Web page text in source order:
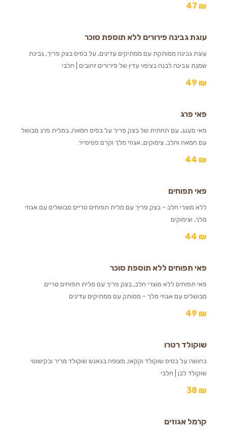
₪
47
עוגת גבינה פירורים ללא תוספת סוכר
עוגת גבינה ממותקת עם ממתיקים עדינים, על בסיס בצק פריך, גבינת
שמנת וגבינה לבנה בציפוי עדין של פירורים זהובים | חלבי
₪
49
פאי פרג
פאי מענג, עם תחתית של בצק פריך על בסיס חמאה, במלית פרג מבושל
עם חמאה וחלב, צימוקים, אגוזי מלך וקרם פטיסייר.
₪
44
פאי תפוחים
ללא מוצרי חלב – בצק פריך עם מלית תפוחים טריים מבושלים עם אגוזי
מלך, וצימוקים
₪
44
פאי תפוחים ללא תוספת סוכר
פאי תפוחים ללא מוצרי חלב, בצק פריך עם מלית תפוחים טריים
מבושלים עם אגוזי מלך – ממותק עם ממתיקים עדינים
₪
49
שוקולד רטרו
בחושה על בסיס שוקולד וקקאו, מצופה בגאנש שוקולד מריר ובקישוטי
שוקולד לבן | חלבי
₪
38
קרמל אגוזים